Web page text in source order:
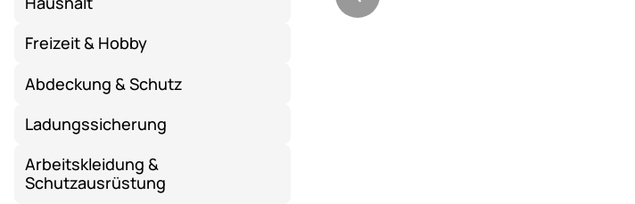
Freizeit & Hobby
Abdeckung & Schutz
Ladungssicherung
Arbeitskleidung &
Schutzausrüstung